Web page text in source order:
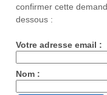
confirmer cette
dessous :
Votre adresse email :
Nom :